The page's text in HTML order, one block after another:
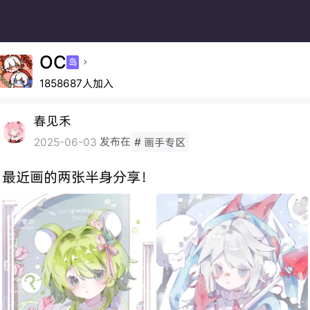
OC 岛 
1858687人加入
春见禾
2025-06-03 发布在 # 画手专区
最近画的两张半身分享！